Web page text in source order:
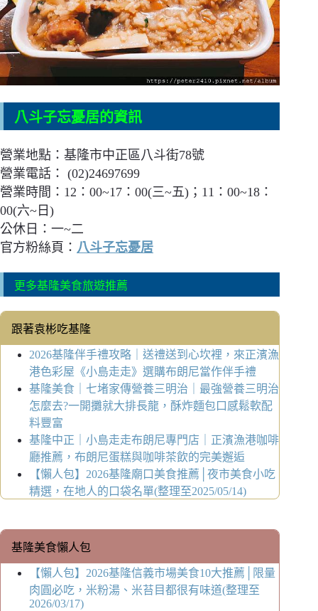
八斗子忘憂居的資訊
營業地點：基隆市中正區八斗街78號
營業電話： (02)24697699
營業時間： 12：00~17：00(三~五)； 11：00~18：
00(六~日)
公休日：一~二
官方粉絲頁： 八斗子忘憂居
更多基隆美食旅遊推薦
跟著袁彬吃基隆
2026基隆伴手禮攻略｜送禮送到心坎裡，來正濱漁
港色彩屋《小島走走》選購布朗尼當作伴手禮
基隆美食｜七堵家傳營養三明治｜最強營養三明治
怎麼去?一開攤就大排長龍，酥炸麵包口感鬆軟配
料豐富
基隆中正｜小島走走布朗尼專門店｜正濱漁港咖啡
廳推薦，布朗尼蛋糕與咖啡茶飲的完美邂逅
【懶人包】2026基隆廟口美食推薦│夜市美食小吃
精選，在地人的口袋名單(整理至2025/05/14)
基隆美食懶人包
【懶人包】2026基隆信義市場美食10大推薦│限量
肉圓必吃，米粉湯、米苔目都很有味道(整理至
2026/03/17)